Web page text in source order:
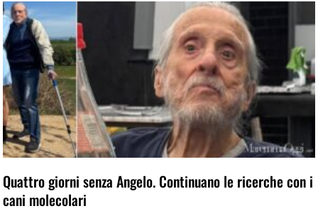
Quattro giorni senza Angelo. Continuano le ricerche con i
cani molecolari